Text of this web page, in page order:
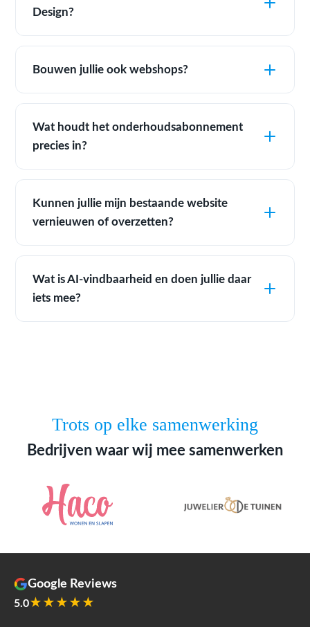
Design?
Bouwen jullie ook webshops?
Wat houdt het onderhoudsabonnement
precies in?
Kunnen jullie mijn bestaande website
vernieuwen of overzetten?
Wat is AI-vindbaarheid en doen jullie daar
iets mee?
Trots op elke samenwerking
Bedrijven waar wij mee samenwerken
Google Reviews
5.0★★★★★